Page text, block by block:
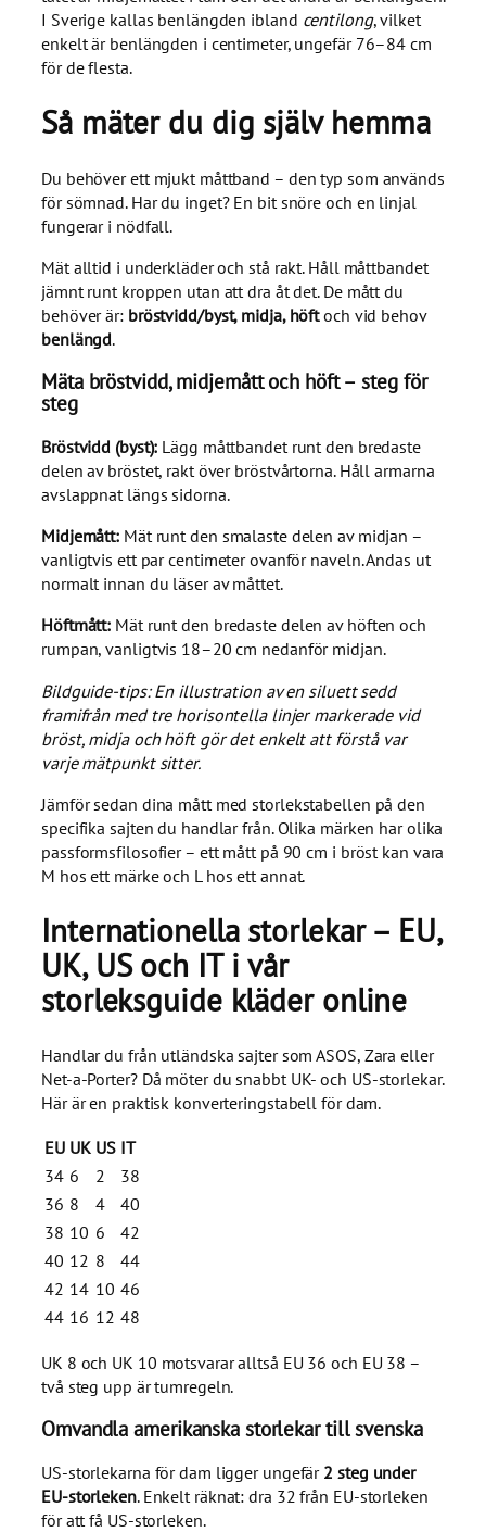
I Sverige kallas benlängden ibland centilong, vilket
enkelt är benlängden i centimeter, ungefär 76–84 cm
för de flesta.
Så mäter du dig själv hemma
Du behöver ett mjukt måttband – den typ som används
för sömnad. Har du inget? En bit snöre och en linjal
fungerar i nödfall.
Mät alltid i underkläder och stå rakt. Håll måttbandet
jämnt runt kroppen utan att dra åt det. De mått du
behöver är: bröstvidd/byst, midja, höftoch vid behov
benlängd.
Mäta bröstvidd, midjemått och höft – steg för
steg
Bröstvidd (byst): Lägg måttbandet runt den bredaste
delen av bröstet, rakt över bröstvårtorna. Håll armarna
avslappnat längs sidorna.
Midjemått: Mät runt den smalaste delen av midjan –
vanligtvis ett par centimeter ovanför naveln. Andas ut
normalt innan du läser av måttet.
Höftmått: Mät runt den bredaste delen av höften och
rumpan, vanligtvis 18–20 cm nedanför midjan.
Bildguide-tips: En illustration av en siluett sedd
framifrån med tre horisontella linjer markerade vid
bröst, midja och höft gör det enkelt att förstå var
varje mätpunkt sitter.
Jämför sedan dina mått med storlekstabellen på den
specifika sajten du handlar från. Olika märken har olika
passformsfilosofier – ett mått på 90 cm i bröst kan vara
M hos ett märke och L hos ett annat.
Internationella storlekar – EU,
UK, US och IT i vår
storleksguide kläder online
Handlar du från utländska sajter som ASOS, Zara eller
Net-a-Porter? Då möter du snabbt UK- och US-storlekar.
Här är en praktisk konverteringstabell för dam.
EU UK US IT
34 6 2
38
36 8 4
40
38 10 6
42
40 12 8
44
42 14 10 46
44 16 12 48
UK 8 och UK 10 motsvarar alltså EU 36 och EU 38 –
två steg upp är tumregeln.
Omvandla amerikanska storlekar till svenska
US-storlekarna för dam ligger ungefär2 steg under
EU-storleken. Enkelt räknat: dra 32 från EU-storleken
för att få US-storleken.